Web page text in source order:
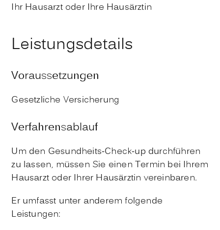
Ihr Hausarzt oder Ihre Hausärztin
Leistungsdetails
Voraussetzungen
Gesetzliche Versicherung
Verfahrensablauf
Um den Gesundheits-Check-up durchführen
zu lassen, müssen Sie einen Termin bei Ihrem
Hausarzt oder Ihrer Hausärztin vereinbaren.
Er umfasst unter anderem folgende
Leistungen: